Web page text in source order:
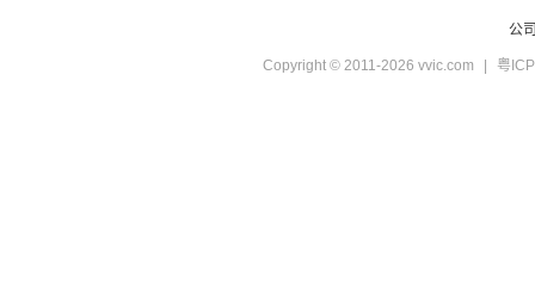
公
Copyright © 2011-2026 vvic.com | 粤